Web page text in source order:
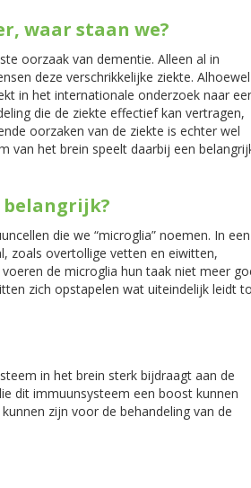
waar staan we?
oorzaak van dementie. Alleen al in
deze verschrikkelijke ziekte. Alhoewel
in het internationale onderzoek naar
die de ziekte effectief kan vertragen,
oorzaken van de ziekte is echter wel
van het brein speelt daarbij een
belangrijk?
die we “microglia” noemen. In een
zoals overtollige vetten en eiwitten,
de microglia hun taak niet meer
zich opstapelen wat uiteindelijk leidt
in het brein sterk bijdraagt aan de
dit immuunsysteem een boost kunnen
zijn voor de behandeling van de